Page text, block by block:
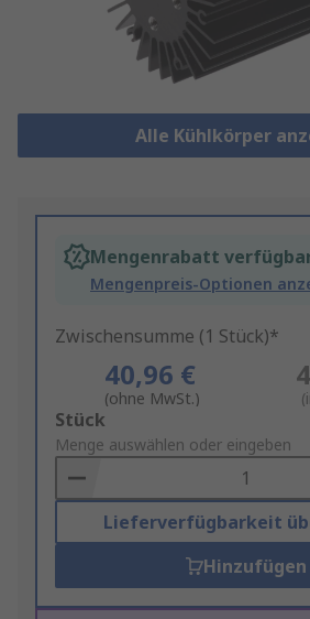
Alle Kühlkörper
Mengenrabatt
Mengenpreis-Optionen
Zwischensumme (1 Stück)*
40,96 €
(ohne MwSt.)
Add
to
Basket
Stück
Menge auswählen oder eingeben
Lieferverfügbarkeit
Hinzufügen